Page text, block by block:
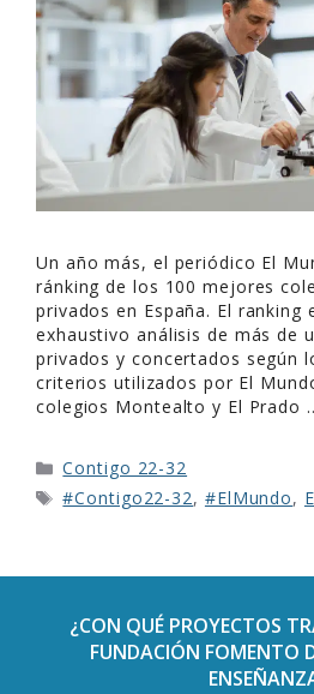
Un año más, el periódico El
ránking de los 100 mejores
privados en España. El ranking
exhaustivo análisis de más de
privados y concertados según
criterios utilizados por El
colegios Montealto y El Prado
Contigo 22-32
#Contigo22-32, #ElMundo,
¿CON QUÉ PROYECTOS
FUNDACIÓN FOMENTO